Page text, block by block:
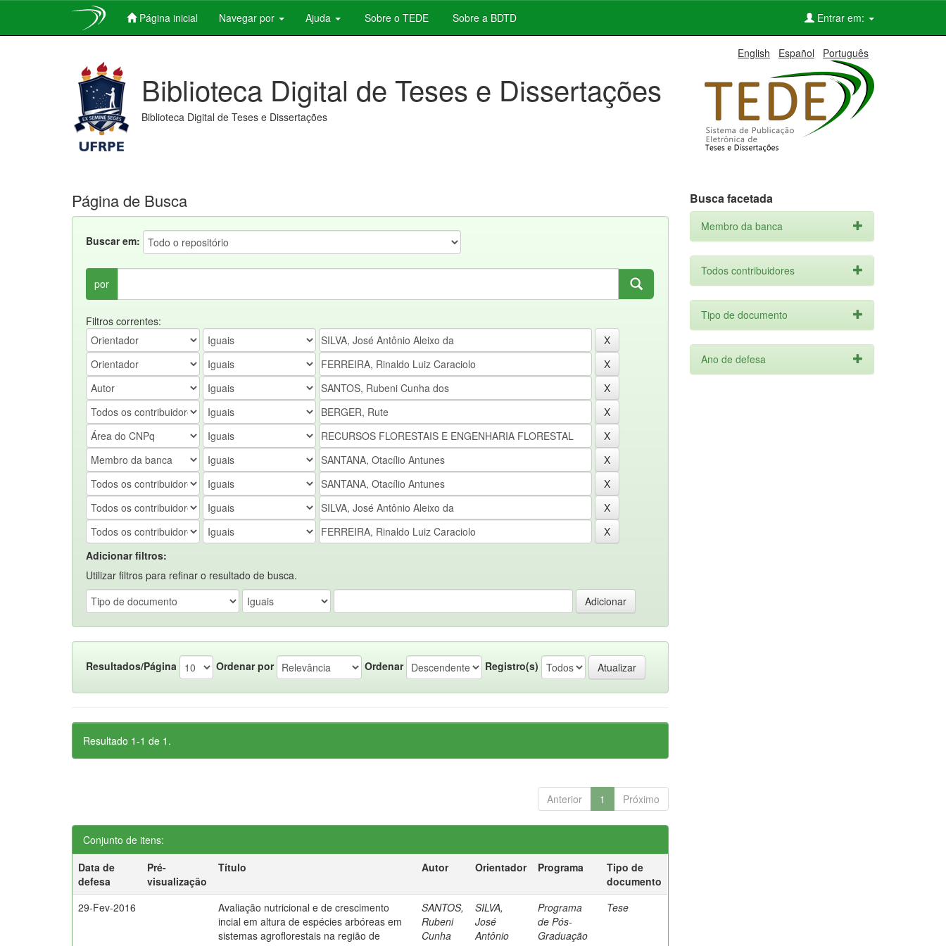
Página inicial Navegar por Ajuda Sobre o TEDE Sobre a BDTD Entrar em:
English Español Português
Biblioteca Digital de Teses e Dissertações
Biblioteca Digital de Teses e Dissertações
Página de Busca
Buscar em:
por
Filtros correntes:
Adicionar filtros:
Utilizar filtros para refinar o resultado de busca.
Resultados/Página Ordenar por Ordenar Registro(s)
Resultado 1-1 de 1.
Anterior 1 Próximo
Conjunto de itens:
Data de
defesa
Pré-
visualização
Título Autor Orientador Programa
Tipo de
documento
29-Fev-2016
Avaliação nutricional e de crescimento
incial em altura de espécies arbóreas em
sistemas agroflorestais na região de
SANTOS,
Rubeni
Cunha
SILVA,
José
Antônio
Programa
de Pós-
Graduação
Tese
Busca facetada
Membro da banca
Todos contribuidores
Tipo de documento
Ano de defesa